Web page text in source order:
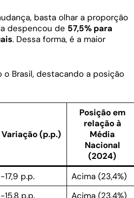
basta olhar a proporção
despencou de 57,5% para
. Dessa forma, é a maior
Brasil, destacando a posição
Variação (p.p.)
Posição em
relação à
Média
Nacional
(2024)
-17,9 p.p.
Acima (23,4%)
-15,8 p.p.
Acima (23,4%)